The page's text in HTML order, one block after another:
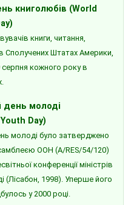
книголюбів (World
книги, читання,
Сполучених Штатах Америки,
серпня кожного року в
день молоді
Day)
молоді було затверджено
ООН (A/RES/54/120)
конференції міністрів
(Лісабон, 1998). Уперше його
у 2000 році.